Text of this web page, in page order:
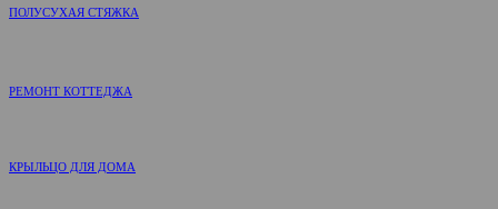
ПОЛУСУХАЯ СТЯЖКА
РЕМОНТ КОТТЕДЖА
КРЫЛЬЦО ДЛЯ ДОМА